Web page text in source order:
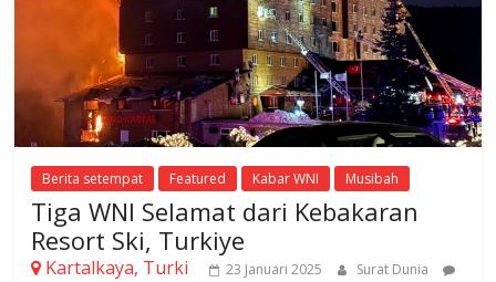
Berita setempat Featured Kabar WNI Musibah
Tiga WNI Selamat dari Kebakaran
Resort Ski, Turkiye
Kartalkaya, Turki 23 Januari 2025
Surat Dunia